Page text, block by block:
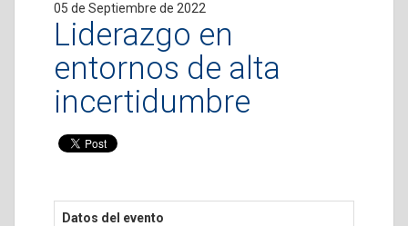
05 de Septiembre de 2022
Liderazgo en
entornos de alta
incertidumbre
Datos del evento